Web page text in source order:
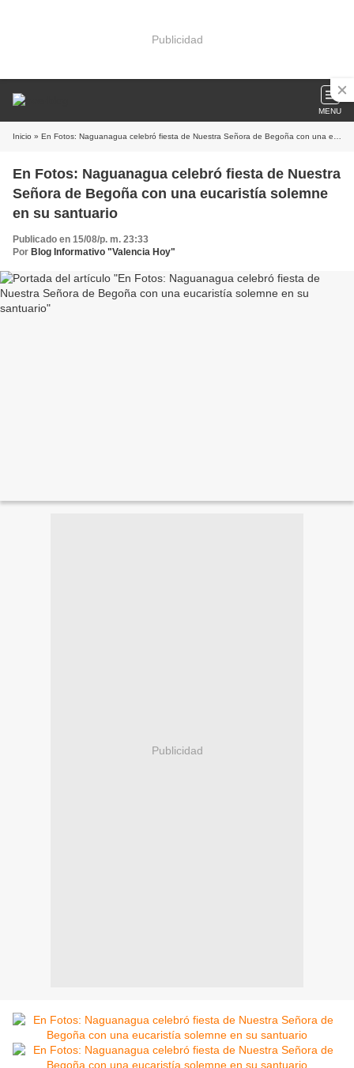
Publicidad
MENU
Inicio » En Fotos: Naguanagua celebró fiesta de Nuestra Señora de Begoña con una eucaristía solemne en su santuario
En Fotos: Naguanagua celebró fiesta de Nuestra
Señora de Begoña con una eucaristía solemne
en su santuario
Publicado en 15/08/p. m. 23:33
Por Blog Informativo "Valencia Hoy"
Publicidad